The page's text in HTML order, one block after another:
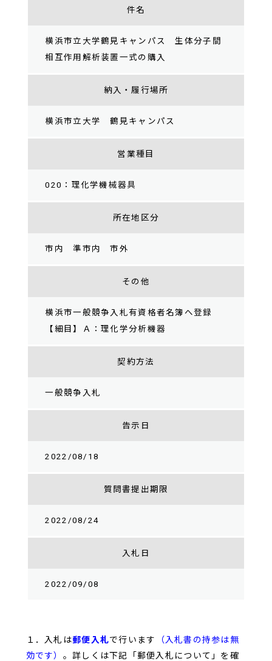
件名
横浜市立大学鶴見キャンパス 生体分子間
相互作用解析装置一式の購入
納入・履行場所
横浜市立大学 鶴見キャンパス
営業種目
020：理化学機械器具
所在地区分
市内 準市内 市外
その他
横浜市一般競争入札有資格者名簿へ登録
【細目】Ａ：理化学分析機器
契約方法
一般競争入札
告示日
2022/08/18
質問書提出期限
2022/08/24
入札日
2022/09/08
１．入札は郵便入札で行います
（入札書の持参は無
効です） 。詳しくは下記「郵便入札について」を確